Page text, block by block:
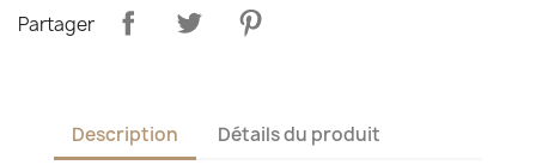
Partager
Description Détails du produit